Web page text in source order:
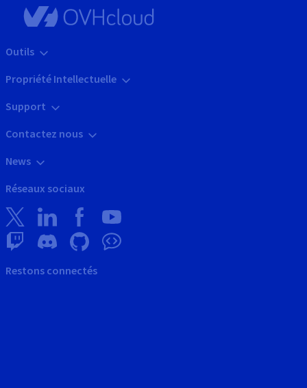
Outils
Propriété Intellectuelle
Support
Contactez nous
News
Réseaux sociaux
Restons connectés